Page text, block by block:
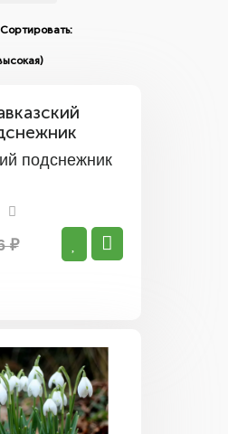
подснежник
₽